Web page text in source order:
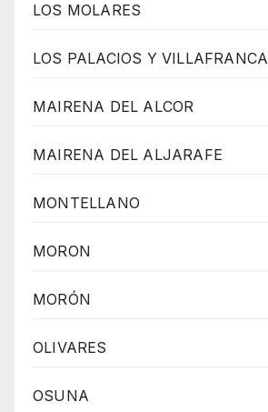
LOS MOLARES
LOS PALACIOS Y VILLAFRANCA
MAIRENA DEL ALCOR
MAIRENA DEL ALJARAFE
MONTELLANO
MORON
MORÓN
OLIVARES
OSUNA